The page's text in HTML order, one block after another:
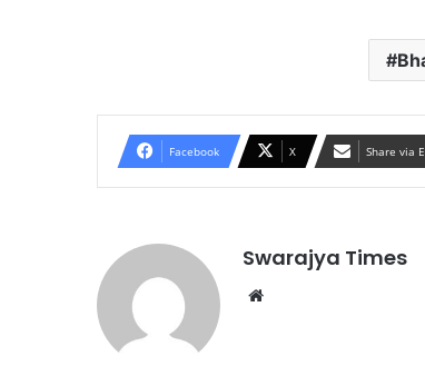
Facebook X Share via
Swarajya Times